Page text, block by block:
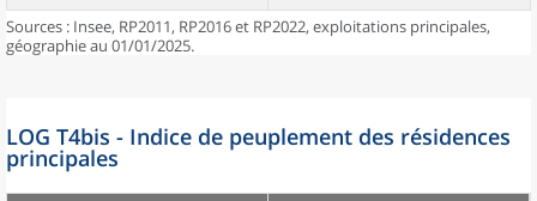
Sources : Insee, RP2011, RP2016 et RP2022, exploitations principales,
géographie au 01/01/2025.
LOG T4bis - Indice de peuplement des résidences
principales